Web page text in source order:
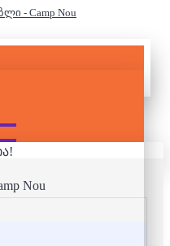
- Camp Nou
ᲤᲐᲖᲚᲘ -